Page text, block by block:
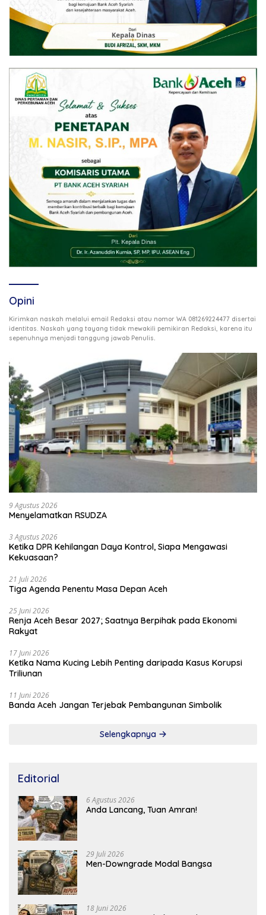
Opini
Kirimkan naskah melalui email Redaksi atau nomor WA 081269224477 disertai
identitas. Naskah yang tayang tidak mewakili pemikiran Redaksi, karena itu
sepenuhnya menjadi tanggung jawab Penulis
9 Agustus 2026
Menyelamatkan RSUDZA
3 Agustus 2026
Ketika DPR Kehilangan Daya Kontrol, Siapa Mengawasi
Kekuasaan?
21 Juli 2026
Tiga Agenda Penentu Masa Depan Aceh
25 Juni 2026
Renja Aceh Besar 2027; Saatnya Berpihak pada Ekonomi
Rakyat
17 Juni 2026
Ketika Nama Kucing Lebih Penting daripada Kasus Korupsi
Triliunan
11 Juni 2026
Banda Aceh Jangan Terjebak Pembangunan Simbolik
Selengkapnya
Editorial
6 Agustus 2026
Anda Lancang, Tuan Amran!
29 Juli 2026
Men-Downgrade Modal Bangsa
18 Juni 2026